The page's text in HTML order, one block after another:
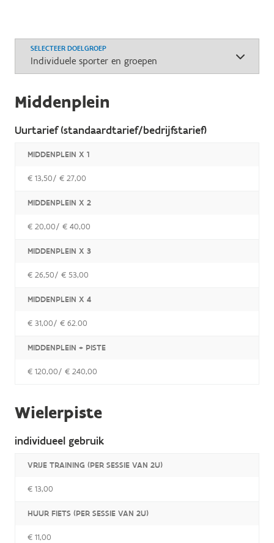
SELECTEER DOELGROEP
Middenplein
Uurtarief (standaardtarief/bedrijfstarief)
MIDDENPLEIN X 1
€ 13,50/ € 27,00
MIDDENPLEIN X 2
€ 20,00/ € 40,00
MIDDENPLEIN X 3
€ 26,50/ € 53,00
MIDDENPLEIN X 4
€ 31,00/ € 62.00
MIDDENPLEIN + PISTE
€ 120,00/ € 240,00
Wielerpiste
individueel gebruik
VRIJE TRAINING (PER SESSIE VAN 2U)
€ 13,00
HUUR FIETS (PER SESSIE VAN 2U)
€ 11,00